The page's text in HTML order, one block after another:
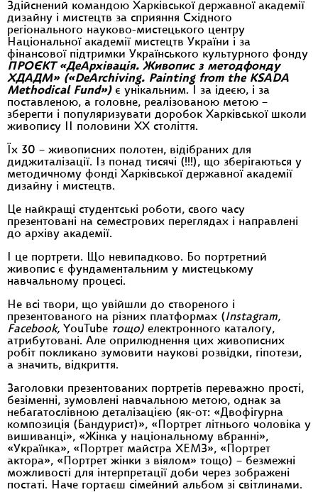
Здійснений командою Харківської державної академії
дизайну і мистецтв за сприяння Східного
регіонального науково-мистецького центру
Національної академії мистецтв України і за
фінансової підтримки Українського культурного фонду
ПРОЄКТ «ДеАрхівація. Живопис з методфонду
ХДАДМ»(«DeArchiving. Painting from the KSADA
Methodical Fund»)є унікальним. І за ідеєю, і за
поставленою, а головне, реалізованою метою –
зберегти і популяризувати доробок Харківської школи
живопису ІІ половини ХХ століття.
Їх 30 – живописних полотен, відібраних для
диджиталізації. Із понад тисячі (!!!), що зберігаються у
методичному фонді Харківської державної академії
дизайну і мистецтв.
Це найкращі студентські роботи, свого часу
презентовані на семестрових переглядах і направлені
до архіву академії.
І це портрети. Що невипадково. Бо портретний
живопис є фундаментальним у мистецькому
навчальному процесі.
Не всі твори, що увійшли до створеного і
презентованого на різних платформах (Instagram,
Facebook, YouTube тощо) електронного каталогу,
атрибутовані. Але оприлюднення цих живописних
робіт покликано зумовити наукові розвідки, гіпотези,
а значить, відкриття.
Заголовки презентованих портретів переважно прості,
безіменні, зумовлені навчальною метою, однак за
небагатослівною деталізацією (як-от: «Двофігурна
композиція (Бандурист)», «Портрет літнього чоловіка у
вишиванці», «Жінка у національному вбранні»,
«Українка», «Портрет майстра ХЕМЗ», «Портрет
актора», «Портрет жінки з віялом» тощо) – безмежні
можливості для інтерпретації доби через зображені
постаті. Наче гортаєш сімейний альбом зі світлинами.